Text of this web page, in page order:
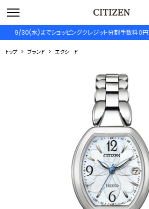
9/30(水)までショッピングクレジット分割手数料０円
トップ ブランド エクシード